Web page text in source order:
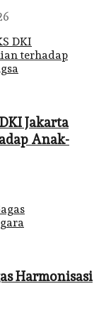
Jakarta
Anak-
Harmonisasi